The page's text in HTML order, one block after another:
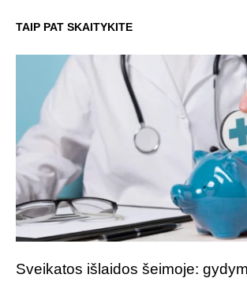
TAIP PAT SKAITYKITE
Sveikatos išlaidos šeimoje: